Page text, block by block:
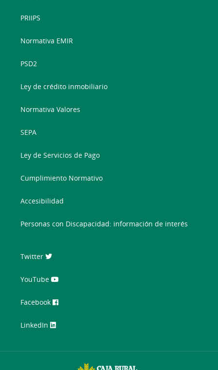
PRIIPS
Normativa EMIR
PSD2
Ley de crédito inmobiliario
Normativa Valores
SEPA
Ley de Servicios de Pago
Cumplimiento Normativo
Accesibilidad
Personas con Discapacidad: información de interés
Twitter
YouTube
Facebook
LinkedIn